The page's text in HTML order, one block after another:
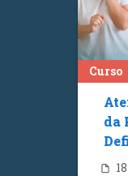
Curso
da